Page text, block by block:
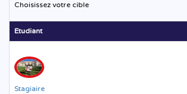
Choisissez votre cible
Etudiant
Stagiaire